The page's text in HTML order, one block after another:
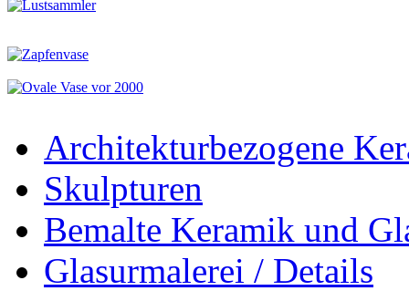
Architekturbezogene
Skulpturen
Bemalte Keramik und
Glasurmalerei / Details